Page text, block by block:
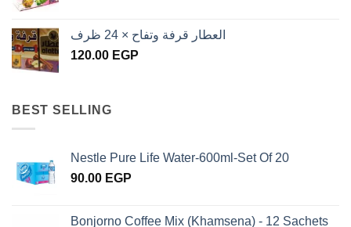
العطار قرفة وتفاح × 24 ظرف
120.00 EGP
BEST SELLING
Nestle Pure Life Water-600ml-Set Of 20
90.00 EGP
Bonjorno Coffee Mix (Khamsena) - 12 Sachets